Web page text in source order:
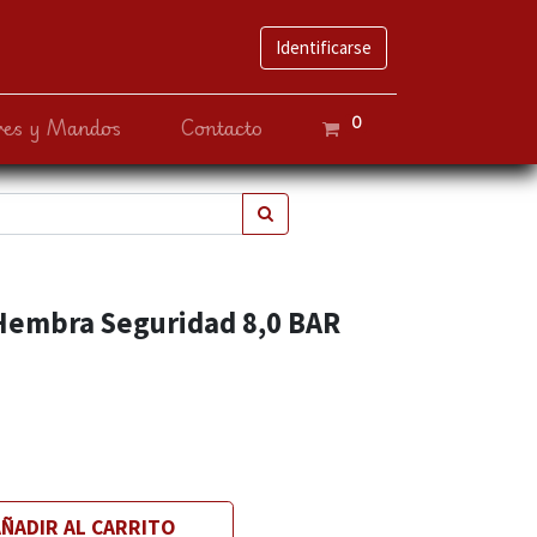
Identificarse
y Mandos Contacto 0
Seguridad 8,0 BAR
AL CARRITO